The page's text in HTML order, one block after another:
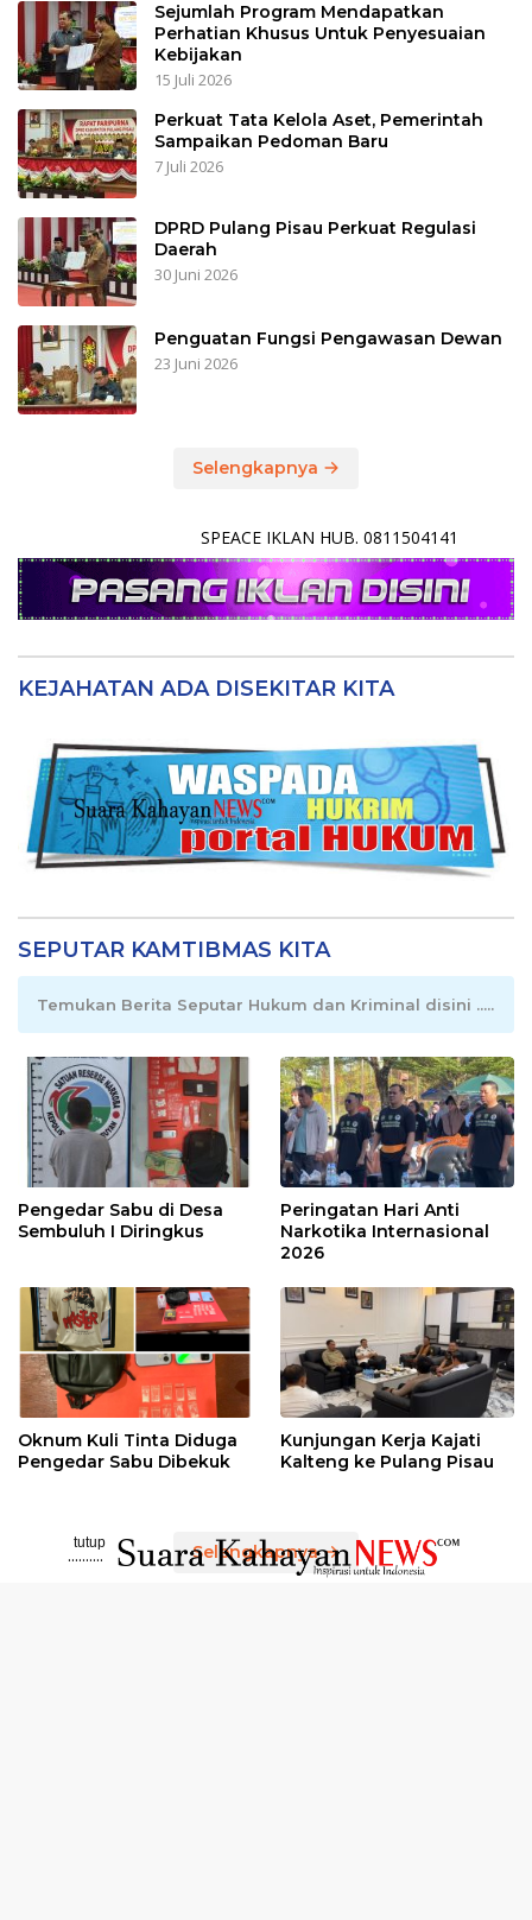
Sejumlah Program Mendapatkan
Perhatian Khusus Untuk Penyesuaian
Kebijakan
15 Juli 2026
Perkuat Tata Kelola Aset, Pemerintah
Sampaikan Pedoman Baru
7 Juli 2026
DPRD Pulang Pisau Perkuat Regulasi
Daerah
30 Juni 2026
Penguatan Fungsi Pengawasan Dewan
23 Juni 2026
Selengkapnya
SPEACE IKLAN HUB. 0811504141
KEJAHATAN ADA DISEKITAR KITA
SEPUTAR KAMTIBMAS KITA
Temukan Berita Seputar Hukum dan Kriminal disini .....
Pengedar Sabu di Desa
Sembuluh I Diringkus
Peringatan Hari Anti
Narkotika Internasional
2026
Oknum Kuli Tinta Diduga
Pengedar Sabu Dibekuk
Kunjungan Kerja Kajati
Kalteng ke Pulang Pisau
Selengkapnya
tutup
..........